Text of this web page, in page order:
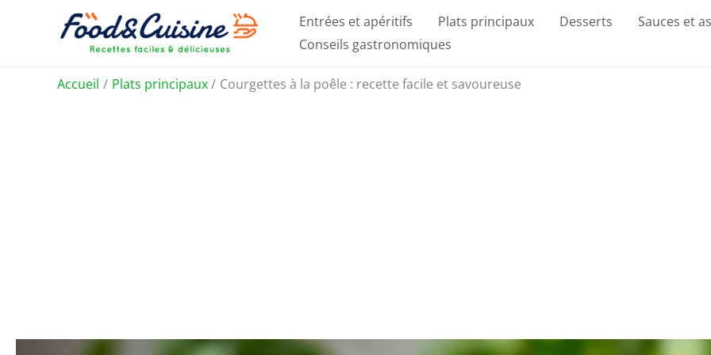
Entrées et apéritifs Plats principaux Desserts Sauces et
Conseils gastronomiques
Accueil Plats principaux Courgettes à la poêle : recette facile et savoureuse